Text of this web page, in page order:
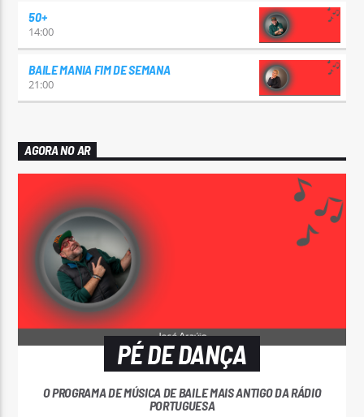
50+
14:00
BAILE MANIA FIM DE SEMANA
21:00
AGORA NO AR
PÉ DE DANÇA
O PROGRAMA DE MÚSICA DE BAILE MAIS ANTIGO DA RÁDIO
PORTUGUESA